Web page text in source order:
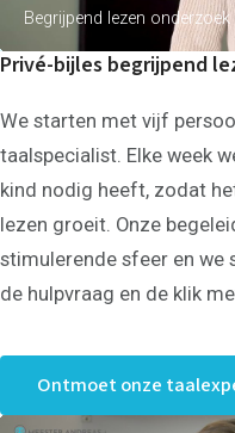
Begrijpend lezen onderzoek
Privé-bijles begrijpend
We starten met vijf
taalspecialist. Elke week
kind nodig heeft, zodat
lezen groeit. Onze
stimulerende sfeer en
de hulpvraag en de klik
Ontmoet onze